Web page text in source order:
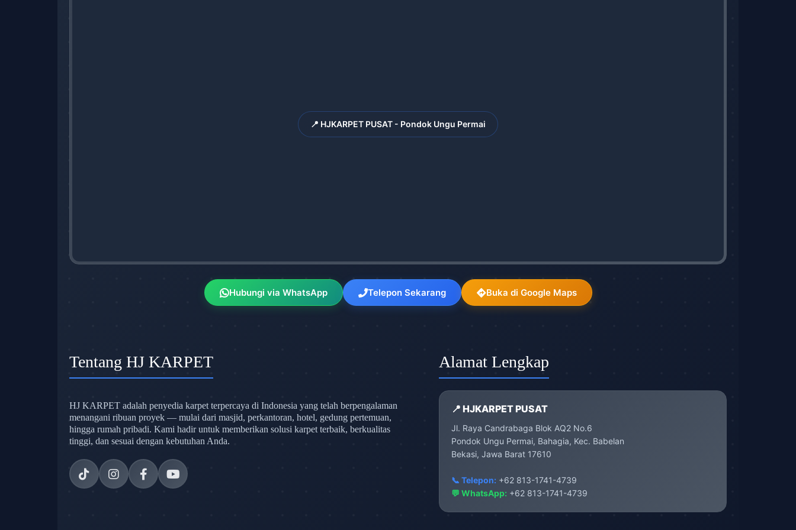
📍 HJKARPET PUSAT - Pondok Ungu Permai
Hubungi via WhatsApp Telepon Sekarang Buka di Google Maps
Tentang HJ KARPET
HJ KARPET adalah penyedia karpet terpercaya di Indonesia yang telah berpengalaman
menangani ribuan proyek — mulai dari masjid, perkantoran, hotel, gedung pertemuan,
hingga rumah pribadi. Kami hadir untuk memberikan solusi karpet terbaik, berkualitas
tinggi, dan sesuai dengan kebutuhan Anda.
Alamat Lengkap
📍 HJKARPET PUSAT
Jl. Raya Candrabaga Blok AQ2 No.6
Pondok Ungu Permai, Bahagia, Kec. Babelan
Bekasi, Jawa Barat 17610
📞 Telepon:+62 813-1741-4739
💬 WhatsApp: +62 813-1741-4739